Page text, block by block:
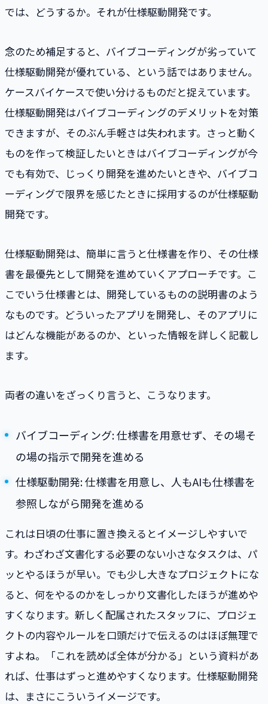
では、どうするか。それが仕様駆動開発です。
念のため補足すると、バイブコーディングが劣っていて
仕様駆動開発が優れている、という話ではありません。
ケースバイケースで使い分けるものだと捉えています。
仕様駆動開発はバイブコーディングのデメリットを対策
できますが、そのぶん手軽さは失われます。さっと動く
ものを作って検証したいときはバイブコーディングが今
でも有効で、じっくり開発を進めたいときや、バイブコ
ーディングで限界を感じたときに採用するのが仕様駆動
開発です。
仕様駆動開発は、簡単に言うと仕様書を作り、その仕様
書を最優先として開発を進めていくアプローチです。こ
こでいう仕様書とは、開発しているものの説明書のよう
なものです。どういったアプリを開発し、そのアプリに
はどんな機能があるのか、といった情報を詳しく記載し
ます。
両者の違いをざっくり言うと、こうなります。
バイブコーディング: 仕様書を用意せず、その場そ
の場の指示で開発を進める
仕様駆動開発: 仕様書を用意し、人もAIも仕様書を
参照しながら開発を進める
これは日頃の仕事に置き換えるとイメージしやすいで
す。わざわざ文書化する必要のない小さなタスクは、パ
ッとやるほうが早い。でも少し大きなプロジェクトにな
ると、何をやるのかをしっかり文書化したほうが進めや
すくなります。新しく配属されたスタッフに、プロジェ
クトの内容やルールを口頭だけで伝えるのはほぼ無理で
すよね。「これを読めば全体が分かる」という資料があ
れば、仕事はずっと進めやすくなります。仕様駆動開発
は、まさにこういうイメージです。